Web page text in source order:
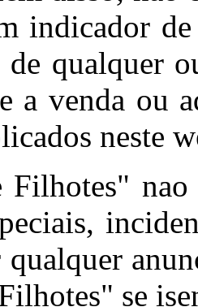
indicador
qualquer
a venda ou
neste
nao
se